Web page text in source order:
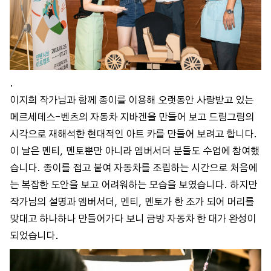
.
이지희 작가님과 함께 종이를 이용해 오랫동안 사랑받고 있는
메르세데스-벤츠의 자동차 지바겐을 만들어 보고 드림그림의
시각으로 재해석한 현대적인 아트 카를 만들어 보려고 합니다.
이 날은 멘티, 멘토뿐만 아니라 엠버서더 분들도 수업에 참여했
습니다. 종이를 접고 붙여 자동차를 조립하는 시간으로 처음에
는 복잡한 도안을 보고 어려워하는 모습을 보였습니다. 하지만
작가님의 설명과 엠버서더, 멘티, 멘토가 한 조가 되어 머리를
맞대고 하나하나 만들어가다 보니 금방 자동차 한 대가 완성이
되었습니다.